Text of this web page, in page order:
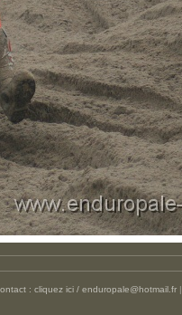
: cliquez ici / enduropale@hotmail.fr|